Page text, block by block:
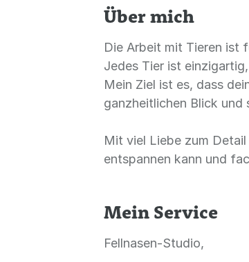
Über mich
Die Arbeit mit Tieren ist
Jedes Tier ist
Mein Ziel ist es, dass
ganzheitlichen Blick
Mit viel Liebe zum
entspannen kann und
Mein Service
Fellnasen-Studio,